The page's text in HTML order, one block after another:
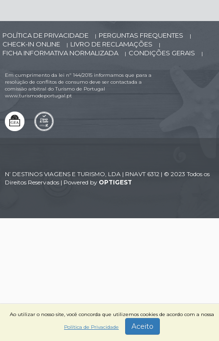
POLÍTICA DE PRIVACIDADE | PERGUNTAS FREQUENTES |
CHECK-IN ONLINE | LIVRO DE RECLAMAÇÕES |
FICHA INFORMATIVA NORMALIZADA | CONDIÇÕES GERAIS |
Em cumprimento da lei nº 144/2015 informamos que para a
resolução de conflitos de consumo deve ser contactada a
comissão arbitral do Turismo de Portugal
www.turismodeportugal.pt
N’ DESTINOS VIAGENS E TURISMO, LDA | RNAVT 6312 | © 2023 Todos os
Direitos Reservados | Powered by OPTIGEST
Ao utilizar o nosso site, você concorda que utilizemos cookies de acordo com a nossa
Política de Privacidade
Aceito